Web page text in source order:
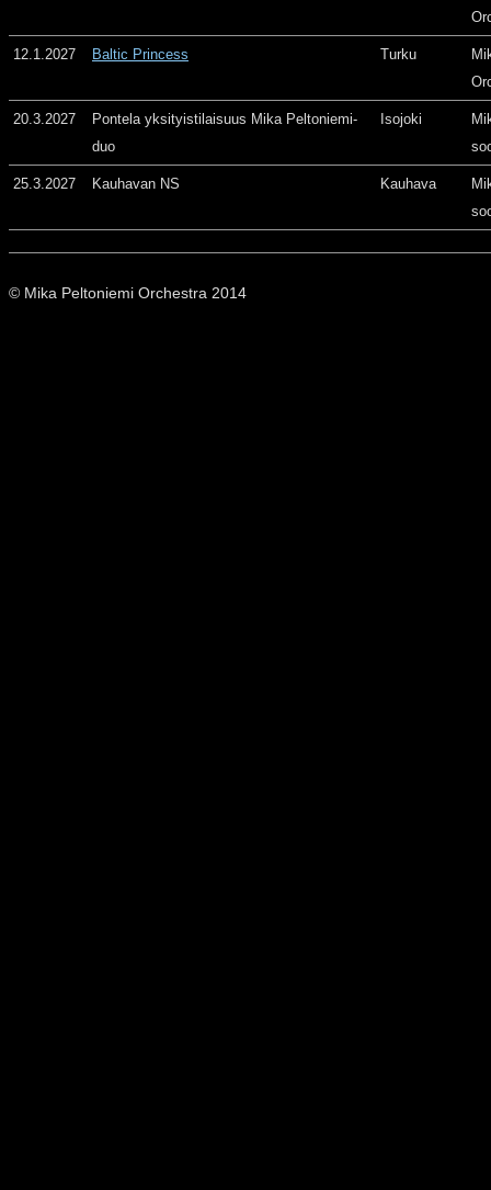
12.1.2027 Baltic Princess Turku
20.3.2027
Pontela yksityistilaisuus Mika Peltoniemi-
duo
Isojoki
25.3.2027 Kauhavan NS Kauhava
© Mika Peltoniemi Orchestra 2014